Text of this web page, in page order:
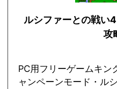
ルシファーとの戦
攻
PC用フリーゲームキン
ャンペーンモード・ル